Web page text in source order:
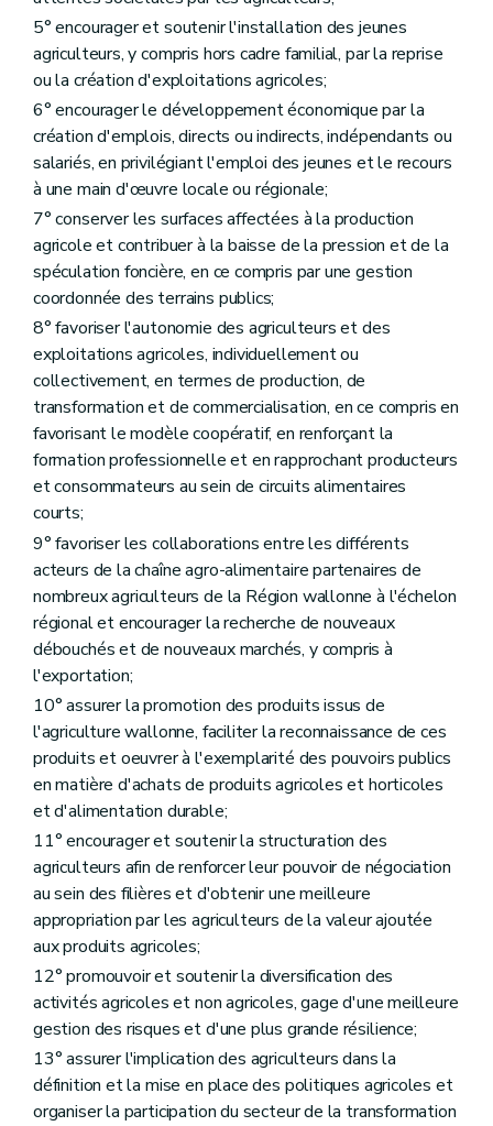
Art. D93
Art. D94
Chapitre II La formation professionnelle
Section 1 re
Dispositions générales
Art. D95
Art. D96
Art. D97
Section 2 La formation
Art. D98
Art. D100
Art. D101
Art. D102
Art. D103
Art. D104
Section 3 Les centres de formation
Art. D105
Art. D106
Section 4 Les subventions des centres de formation
Art. D107
Art. D108
Section 5 Les associations d'hobbyistes
Art. D109
Art. D110
Art. D111
Art. D112
Art. D113
Art. D114
Chapitre III Services d'accompagnement de l'agriculteur
Section 1 re
Services de remplacement de l'agriculteur
Art. D115
Art. D116
Art. D117
Art. D118
Section 2
Services de conseils aux agriculteurs en difficulté
Art. D119
Art. D120
Art. D121
Art. D122
Section 3 Services d'accompagnement à la sécurité au travail
Art. D123
Art. D124
Art. D125
Art. D126
Section 4 Système de conseil agricole
Art. D127
Art. D128
Art. D129
Art. D130
Art. D131
Art. D132
Art. D133
5° encourager et soutenir l'installation des jeunes
agriculteurs, y compris hors cadre familial, par la reprise
ou la création d'exploitations agricoles;
6° encourager le développement économique par la
création d'emplois, directs ou indirects, indépendants ou
salariés, en privilégiant l'emploi des jeunes et le recours
à une main d'œuvre locale ou régionale;
7° conserver les surfaces affectées à la production
agricole et contribuer à la baisse de la pression et de la
spéculation foncière, en ce compris par une gestion
coordonnée des terrains publics;
8° favoriser l'autonomie des agriculteurs et des
exploitations agricoles, individuellement ou
collectivement, en termes de production, de
transformation et de commercialisation, en ce compris en
favorisant le modèle coopératif, en renforçant la
formation professionnelle et en rapprochant producteurs
et consommateurs au sein de circuits alimentaires
courts;
9° favoriser les collaborations entre les différents
acteurs de la chaîne agro-alimentaire partenaires de
nombreux agriculteurs de la Région wallonne à l'échelon
régional et encourager la recherche de nouveaux
débouchés et de nouveaux marchés, y compris à
l'exportation;
10° assurer la promotion des produits issus de
l'agriculture wallonne, faciliter la reconnaissance de ces
produits et oeuvrer à l'exemplarité des pouvoirs publics
en matière d'achats de produits agricoles et horticoles
et d'alimentation durable;
11° encourager et soutenir la structuration des
agriculteurs afin de renforcer leur pouvoir de négociation
au sein des filières et d'obtenir une meilleure
appropriation par les agriculteurs de la valeur ajoutée
aux produits agricoles;
12° promouvoir et soutenir la diversification des
activités agricoles et non agricoles, gage d'une meilleure
gestion des risques et d'une plus grande résilience;
13° assurer l'implication des agriculteurs dans la
définition et la mise en place des politiques agricoles et
organiser la participation du secteur de la transformation